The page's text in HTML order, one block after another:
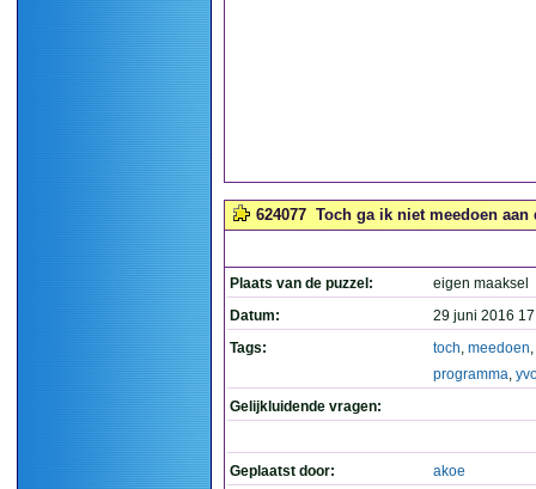
624077 Toch ga ik niet meedoen
Plaats van de puzzel:
eigen maaksel
Datum:
29 juni 2016
Tags:
toch, meedoen,
programma,
Gelijkluidende vragen:
Geplaatst door: akoe